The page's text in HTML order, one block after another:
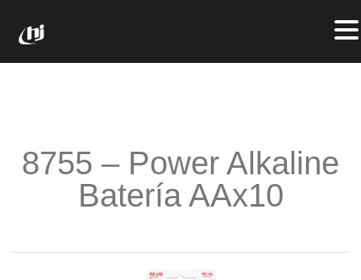
8755 – Power Alkaline
Batería AAx10